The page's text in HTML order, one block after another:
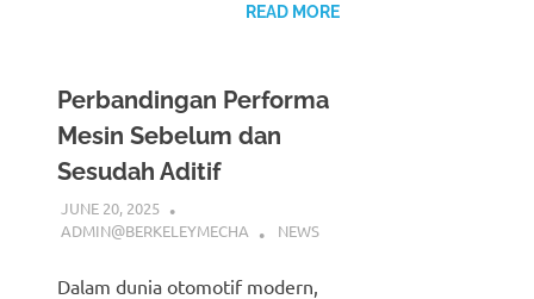
READ MORE
Perbandingan Performa
Mesin Sebelum dan
Sesudah Aditif
JUNE 20, 2025
ADMIN@BERKELEYMECHA
NEWS
Dalam dunia otomotif modern,